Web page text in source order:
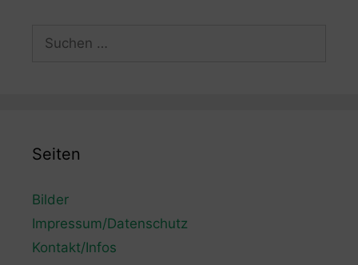
Seiten
Bilder
Impressum/Datenschutz
Kontakt/Infos